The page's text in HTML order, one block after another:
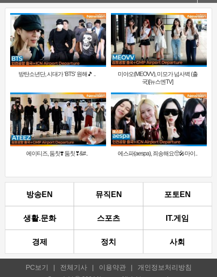
방탄소년단, 시대가 ‘BTS’ 원해🎵 ..
미야오(MEOVV), 미모가 넘사벽 (출
국)[뉴스엔TV]
에이티즈, 둠칫❣️ 둠칫❣&#.. 에스파(aespa), 죄송해요🥺🎤마이..
방송EN 뮤직EN 포토EN
생활.문화 스포츠 IT.게임
경제 정치 사회
PC보기 | 전체기사 | 이용약관 | 개인정보처리방침